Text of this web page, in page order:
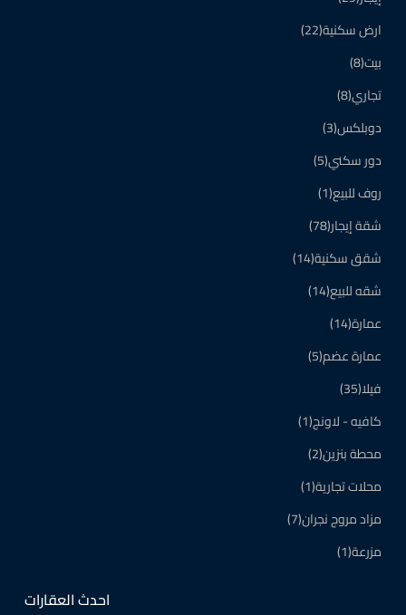
ارض سكنية(22)
بيت(8)
تجاري(8)
دوبلكس(3)
دور سكني(5)
روف للبيع(1)
شقة إيجار(78)
شقق سكنية(14)
شقه للبيع(14)
عمارة(14)
عمارة عضم(5)
فيلا(35)
كافيه - لاونج(1)
محطة بنزين(2)
محلات تجارية(1)
مزاد مروج نجران(7)
مزرعة(1)
احدث العقارات